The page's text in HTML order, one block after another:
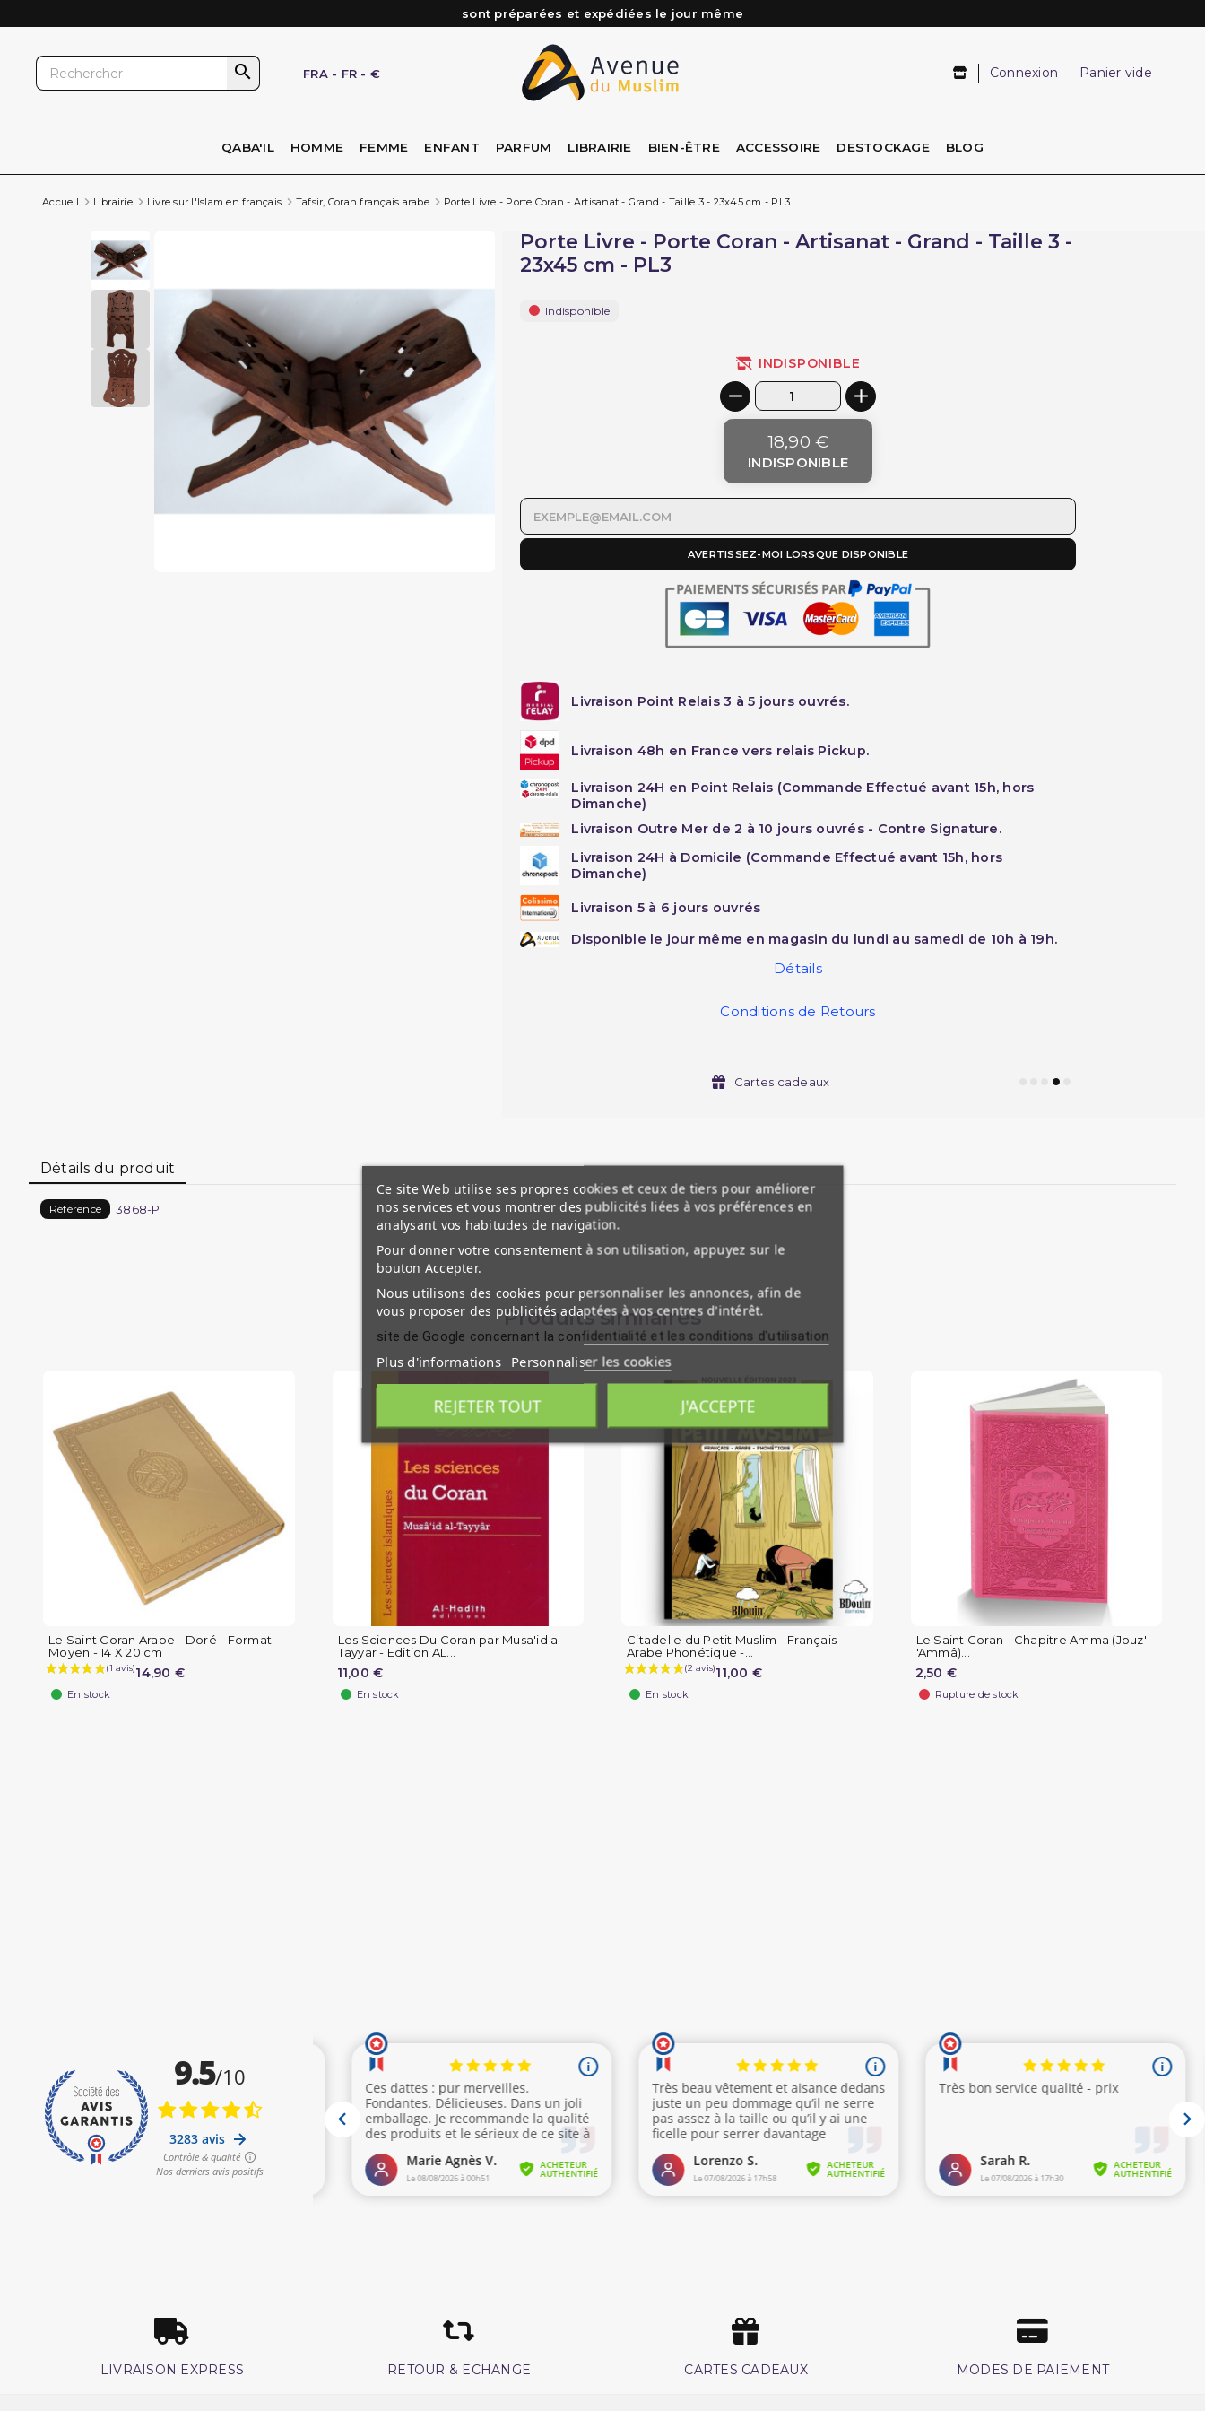
sont préparées et expédiées le jour même
Livraison offerte à partir de 89€ d'achat*
Les Commandes passées avant 15h (lun au Vend)
 FRA - FR - € Connexion Panier vide
QABA'IL HOMME FEMME ENFANT PARFUM LIBRAIRIE BIEN-ÊTRE ACCESSOIRE DESTOCKAGE BLOG
Accueil Librairie Livre sur l'Islam en français Tafsir, Coran français arabe Porte Livre - Porte Coran - Artisanat - Grand - Taille 3 - 23x45 cm - PL3
Porte Livre - Porte Coran - Artisanat - Grand - Taille 3 -
23x45 cm - PL3
Indisponible
INDISPONIBLE
18,90 €
INDISPONIBLE
AVERTISSEZ-MOI LORSQUE DISPONIBLE
Livraison Point Relais 3 à 5 jours ouvrés.
Livraison 48h en France vers relais Pickup.
Livraison 24H en Point Relais (Commande Effectué avant 15h, hors
Dimanche)
Livraison Outre Mer de 2 à 10 jours ouvrés - Contre Signature.
Livraison 24H à Domicile (Commande Effectué avant 15h, hors
Dimanche)
Livraison 5 à 6 jours ouvrés
Disponible le jour même en magasin du lundi au samedi de 10h à 19h.
Détails
Conditions de Retours
Cartes cadeaux
Détails du produit
Référence 3868-P
Produits similaires
Le Saint Coran Arabe - Doré - Format
Moyen - 14 X 20 cm
14,90 €
En stock
Les Sciences Du Coran par Musa'id al
Tayyar - Edition AL...
11,00 €
En stock
Citadelle du Petit Muslim - Français
Arabe Phonétique -...
11,00 €
En stock
Le Saint Coran - Chapitre Amma (Jouz'
'Ammâ)...
2,50 €
Rupture de stock
LIVRAISON EXPRESS RETOUR & ECHANGE CARTES CADEAUX MODES DE PAIEMENT
Ce site Web utilise ses propres cookies et ceux de tiers pour améliorer
nos services et vous montrer des publicités liées à vos préférences en
analysant vos habitudes de navigation.
Pour donner votre consentement à son utilisation, appuyez sur le
bouton Accepter.
Nous utilisons des cookies pour personnaliser les annonces, afin de
vous proposer des publicités adaptées à vos centres d'intérêt.
site de Google concernant la confidentialité et les conditions d'utilisation
Plus d'informations Personnaliser les cookies
REJETER TOUT J'ACCEPTE